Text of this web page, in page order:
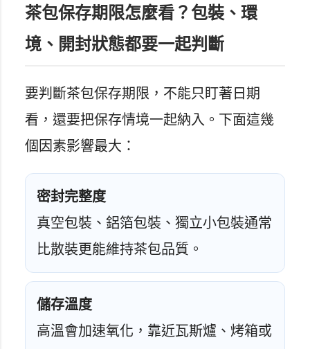
茶包保存期限怎麼看？包裝、環
境、開封狀態都要一起判斷
要判斷茶包保存期限，不能只盯著日期
看，還要把保存情境一起納入。下面這幾
個因素影響最大：
密封完整度
真空包裝、鋁箔包裝、獨立小包裝通常
比散裝更能維持茶包品質。
儲存溫度
高溫會加速氧化，靠近瓦斯爐、烤箱或